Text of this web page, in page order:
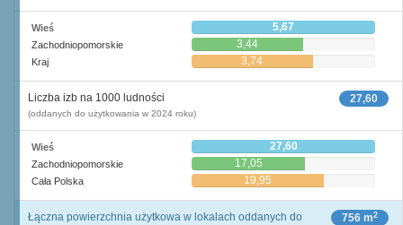
Wieś 5,67
Zachodniopomorskie 3,44
Kraj 3,74
27,60
Liczba izb na 1000 ludności
(oddanych do użytkowania w 2024 roku)
Wieś 27,60
Zachodniopomorskie 17,05
Cała Polska 19,95
756 m2
Łączna powierzchnia użytkowa w lokalach oddanych do